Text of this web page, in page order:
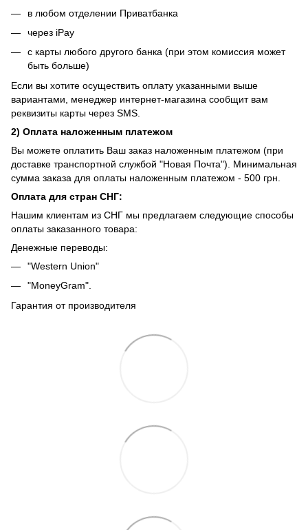
в любом отделении Приватбанка
через iPay
с карты любого другого банка (при этом комиссия может
быть больше)
Если вы хотите осуществить оплату указанными выше
вариантами, менеджер интернет-магазина сообщит вам
реквизиты карты через SMS.
2) Оплата наложенным платежом
Вы можете оплатить Ваш заказ наложенным платежом (при
доставке транспортной службой "Новая Почта"). Минимальная
сумма заказа для оплаты наложенным платежом - 500 грн.
Оплата для стран СНГ:
Нашим клиентам из СНГ мы предлагаем следующие способы
оплаты заказанного товара:
Денежные переводы:
"Western Union"
"MoneyGram".
Гарантия от производителя